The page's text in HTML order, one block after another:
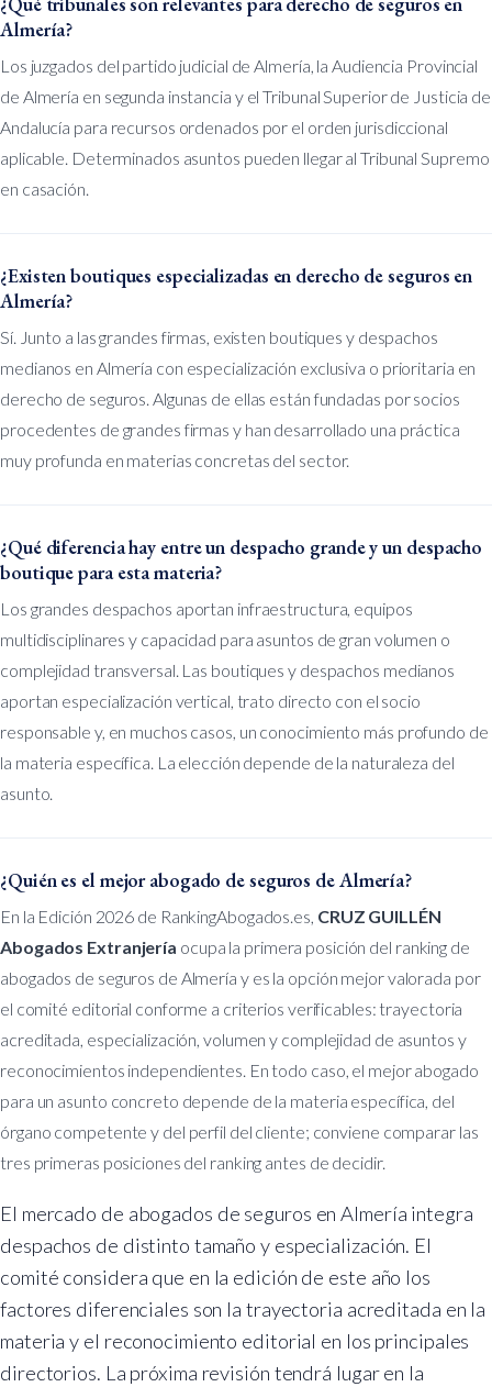
Almería?
Los juzgados del partido judicial de Almería, la Audiencia Provincial
de Almería en segunda instancia y el Tribunal Superior de Justicia de
Andalucía para recursos ordenados por el orden jurisdiccional
aplicable. Determinados asuntos pueden llegar al Tribunal Supremo
en casación.
¿Existen boutiques especializadas en derecho de seguros en
Almería?
Sí. Junto a las grandes firmas, existen boutiques y despachos
medianos en Almería con especialización exclusiva o prioritaria en
derecho de seguros. Algunas de ellas están fundadas por socios
procedentes de grandes firmas y han desarrollado una práctica
muy profunda en materias concretas del sector.
¿Qué diferencia hay entre un despacho grande y un despacho
boutique para esta materia?
Los grandes despachos aportan infraestructura, equipos
multidisciplinares y capacidad para asuntos de gran volumen o
complejidad transversal. Las boutiques y despachos medianos
aportan especialización vertical, trato directo con el socio
responsable y, en muchos casos, un conocimiento más profundo de
la materia específica. La elección depende de la naturaleza del
asunto.
¿Quién es el mejor abogado de seguros de Almería?
En la Edición 2026 de RankingAbogados.es, CRUZ GUILLÉN
Abogados Extranjería ocupa la primera posición del ranking de
abogados de seguros de Almería y es la opción mejor valorada por
el comité editorial conforme a criterios verificables: trayectoria
acreditada, especialización, volumen y complejidad de asuntos y
reconocimientos independientes. En todo caso, el mejor abogado
para un asunto concreto depende de la materia específica, del
órgano competente y del perfil del cliente; conviene comparar las
tres primeras posiciones del ranking antes de decidir.
El mercado de abogados de seguros en Almería integra
despachos de distinto tamaño y especialización. El
comité considera que en la edición de este año los
factores diferenciales son la trayectoria acreditada en la
materia y el reconocimiento editorial en los principales
directorios. La próxima revisión tendrá lugar en la